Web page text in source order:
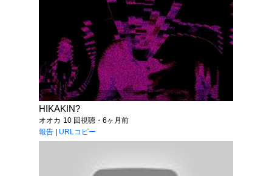
HIKAKIN?
オオカ 10 回視聴・6ヶ月前
報告
URLコピー